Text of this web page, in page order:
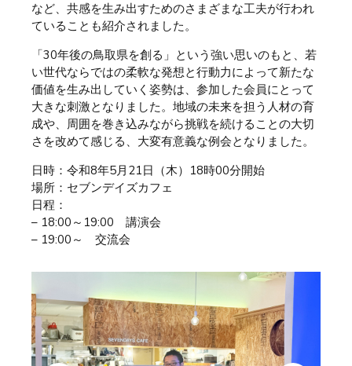
など、共感を生み出すためのさまざまな工夫が行われ
ていることも紹介されました。
「30年後の鳥取県を創る」という強い思いのもと、若
い世代ならではの柔軟な発想と行動力によって新たな
価値を生み出していく姿勢は、参加した会員にとって
大きな刺激となりました。地域の未来を担う人材の育
成や、周囲を巻き込みながら挑戦を続けることの大切
さを改めて感じる、大変有意義な例会となりました。
日時：令和8年5月21日（木）18時00分開始
場所：セブンデイズカフェ
日程：
– 18:00～19:00 講演会
– 19:00～ 交流会